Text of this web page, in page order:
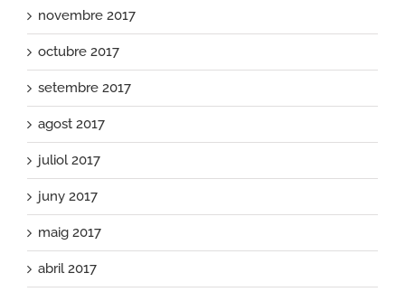
novembre 2017
octubre 2017
setembre 2017
agost 2017
juliol 2017
juny 2017
maig 2017
abril 2017